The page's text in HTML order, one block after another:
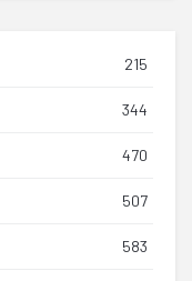
215
344
470
507
583